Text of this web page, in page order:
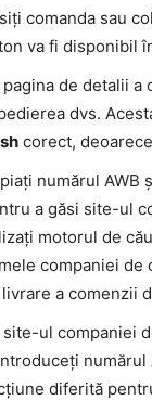
comanda sau
va fi disponibil
pagina de detalii a
dvs.
corect,
numărul AWB
a găsi site-ul
motorul de
companiei de
a comenzii
site-ul companiei
numărul
diferită